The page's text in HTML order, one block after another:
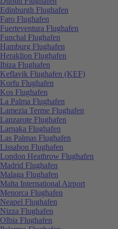
Edinburgh Flughafen
Faro Flughafen
Fuerteventura Flughafen
Funchal Flughafen
Hamburg Flughafen
Heraklion Flughafen
Ibiza Flughafen
Keflavik Flughafen (KEF)
Korfu Flughafen
Kos Flughafen
La Palma Flughafen
Lamezia Terme Flughafen
Lanzarote Flughafen
Larnaka Flughafen
Las Palmas Flughafen
Lissabon Flughafen
London Heathrow Flughafen
Madrid Flughafen
Malaga Flughafen
Malta International Airport
Menorca Flughafen
Neapel Flughafen
Nizza Flughafen
Olbia Flughafen